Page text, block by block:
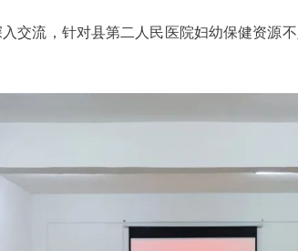
交流，针对县第二人民医院妇幼保健资源